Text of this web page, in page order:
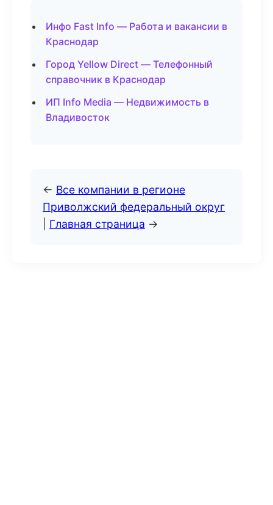
Инфо Fast Info — Работа и вакансии в
Краснодар
Город Yellow Direct — Телефонный
справочник в Краснодар
ИП Info Media — Недвижимость в
Владивосток
← Все компании в регионе
Приволжский федеральный округ
Главная страница →